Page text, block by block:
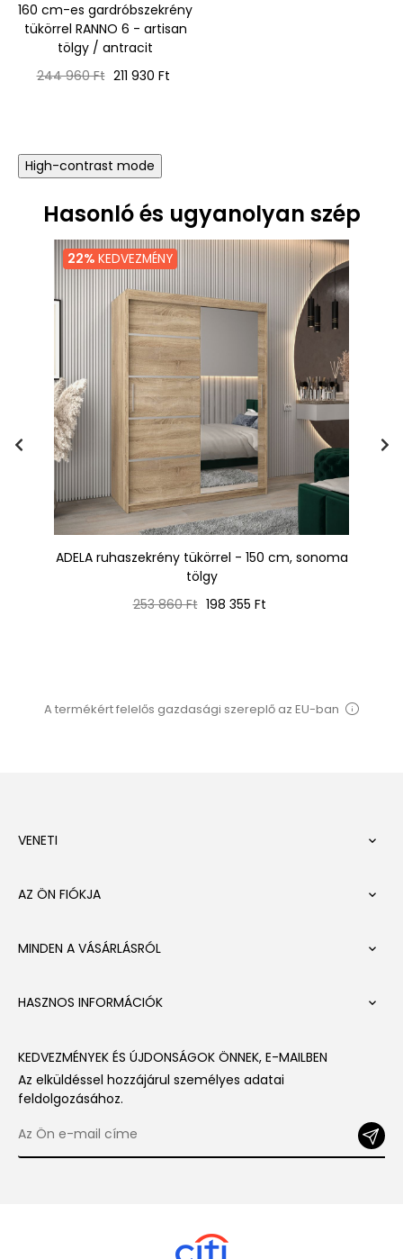
160 cm-es gardróbszekrény
tükörrel RANNO 6 - artisan
tölgy / antracit
Normál
244 960 Ft Ár
211 930 Ft
High-contrast mode
Hasonló és ugyanolyan szép
22% KEDVEZMÉNY
ADELA ruhaszekrény tükörrel - 150 cm, sonoma
tölgy
Normál
253 860 Ft Ár
198 355 Ft
A termékért felelős gazdasági szereplő az EU-ban
VENETI 
AZ ÖN FIÓKJA 
MINDEN A VÁSÁRLÁSRÓL 
HASZNOS INFORMÁCIÓK 
KEDVEZMÉNYEK ÉS ÚJDONSÁGOK ÖNNEK, E-MAILBEN
Az elküldéssel hozzájárul személyes adatai
feldolgozásához.